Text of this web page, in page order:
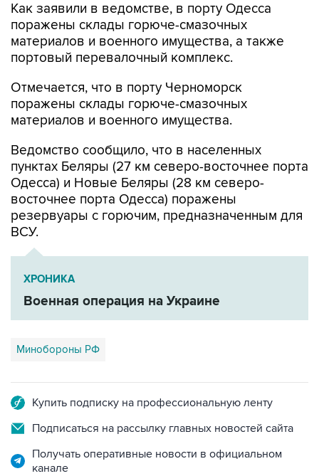
Как заявили в ведомстве, в порту Одесса
поражены склады горюче-смазочных
материалов и военного имущества, а также
портовый перевалочный комплекс.
Отмечается, что в порту Черноморск
поражены склады горюче-смазочных
материалов и военного имущества.
Ведомство сообщило, что в населенных
пунктах Беляры (27 км северо-восточнее порта
Одесса) и Новые Беляры (28 км северо-
восточнее порта Одесса) поражены
резервуары с горючим, предназначенным для
ВСУ.
ХРОНИКА
Военная операция на Украине
Минобороны РФ
Купить подписку на профессиональную ленту
Подписаться на рассылку главных новостей сайта
Получать оперативные новости в официальном
канале